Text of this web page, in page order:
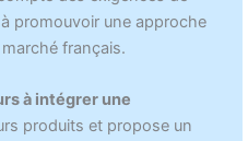
promouvoir une approche
français.
à intégrer une
produits et propose un